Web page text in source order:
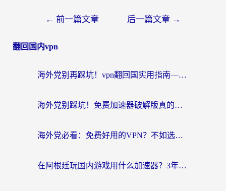
← 前一篇文章 后一篇文章 →
翻回国内vpn
海外党别再踩坑！vpn翻回国实用指南——选对加速器，国内资源无缝用
海外党别踩坑！免费加速器破解版真的能用？教你无缝访问国内资源的正确姿势
海外党必看：免费好用的VPN？不如选对转国内加速器实现无缝追剧
在阿根廷玩国内游戏用什么加速器？3年海外党亲测实用指南